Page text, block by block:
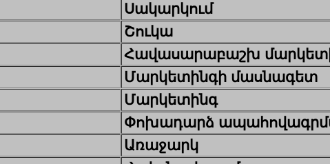
Սակարկում
Շուկա
Հավասարաբաշխ
Մարկետինգի մասնագետ
Մարկետինգ
Փոխադարձ
Առաջարկ